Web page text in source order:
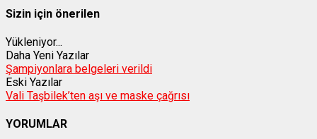
Sizin için önerilen
Yükleniyor...
Daha Yeni Yazılar
Şampiyonlara belgeleri verildi
Eski Yazılar
Vali Taşbilek’ten aşı ve maske çağrısı
YORUMLAR